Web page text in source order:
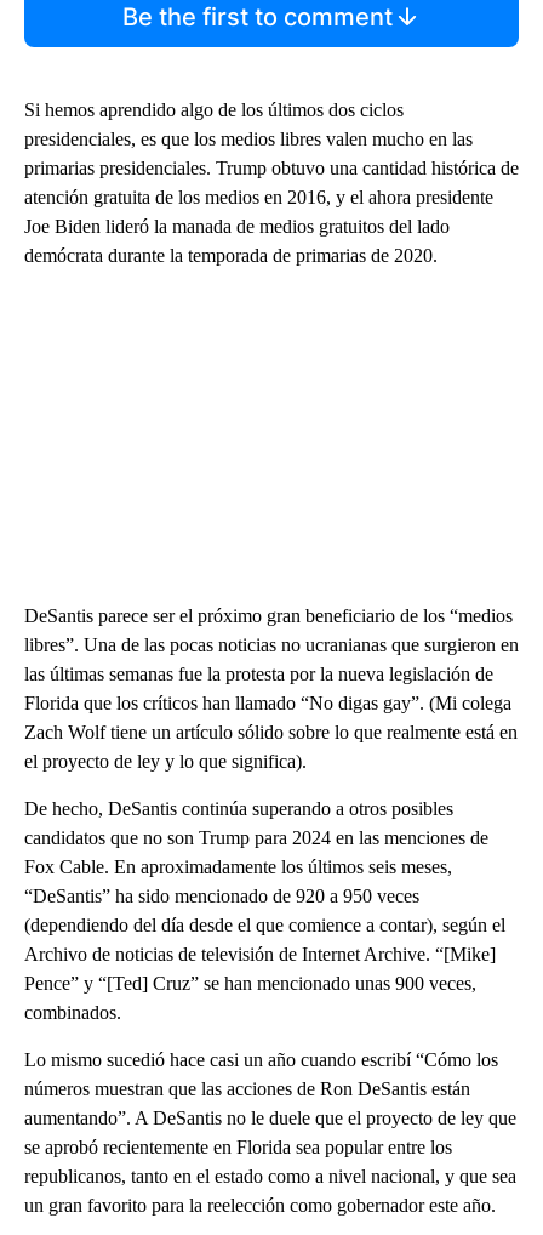
Be the first to comment
Si hemos aprendido algo de los últimos dos ciclos
presidenciales, es que los medios libres valen mucho en las
primarias presidenciales. Trump obtuvo una cantidad histórica de
atención gratuita de los medios en 2016, y el ahora presidente
Joe Biden lideró la manada de medios gratuitos del lado
demócrata durante la temporada de primarias de 2020.
DeSantis parece ser el próximo gran beneficiario de los “medios
libres”. Una de las pocas noticias no ucranianas que surgieron en
las últimas semanas fue la protesta por la nueva legislación de
Florida que los críticos han llamado “No digas gay”. (Mi colega
Zach Wolf tiene un artículo sólido sobre lo que realmente está en
el proyecto de ley y lo que significa).
De hecho, DeSantis continúa superando a otros posibles
candidatos que no son Trump para 2024 en las menciones de
Fox Cable. En aproximadamente los últimos seis meses,
“DeSantis” ha sido mencionado de 920 a 950 veces
(dependiendo del día desde el que comience a contar), según el
Archivo de noticias de televisión de Internet Archive. “[Mike]
Pence” y “[Ted] Cruz” se han mencionado unas 900 veces,
combinados.
Lo mismo sucedió hace casi un año cuando escribí “Cómo los
números muestran que las acciones de Ron DeSantis están
aumentando”. A DeSantis no le duele que el proyecto de ley que
se aprobó recientemente en Florida sea popular entre los
republicanos, tanto en el estado como a nivel nacional, y que sea
un gran favorito para la reelección como gobernador este año.